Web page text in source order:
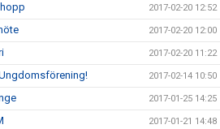
2017-02-20 12:52
2017-02-20 12:00
2017-02-20 11:22
2017-02-14 10:50
2017-01-25 14:25
2017-01-21 14:48